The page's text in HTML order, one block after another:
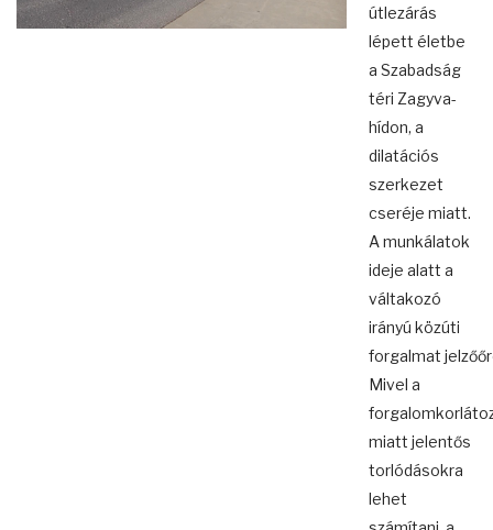
útlezárás
lépett életbe
a Szabadság
téri Zagyva-
hídon, a
dilatációs
szerkezet
cseréje miatt.
A munkálatok
ideje alatt a
váltakozó
irányú közúti
forgalmat
Mivel a
miatt jelentős
torlódásokra
lehet